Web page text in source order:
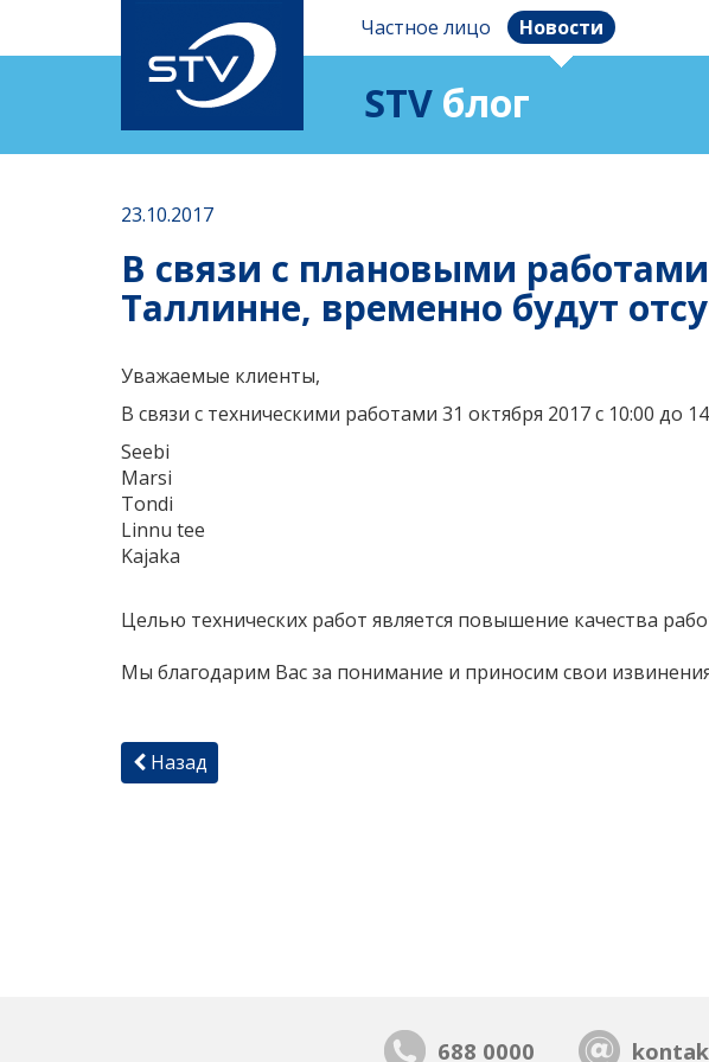
Частное лицо Новости
STV блог
23.10.2017
В связи с плановыми
Таллинне, временно будут
Уважаемые клиенты,
В связи с техническими работами 31 октября 2017 с 10:00 до
Seebi
Marsi
Tondi
Linnu tee
Kajaka
Целью технических работ является повышение качества
Мы благодарим Вас за понимание и приносим свои
Назад
688 0000